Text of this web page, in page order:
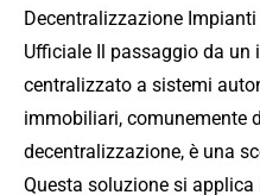
Decentralizzazione
Ufficiale Il passaggio da
centralizzato a sistemi
immobiliari, comunemente
decentralizzazione, è una
Questa soluzione si